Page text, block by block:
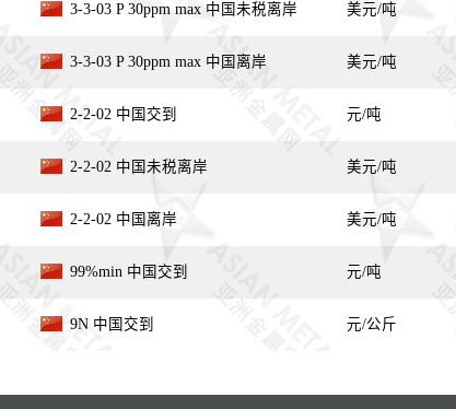
3-3-03 P 30ppm max 中国未税离岸 美元/吨
3-3-03 P 30ppm max 中国离岸 美元/吨
2-2-02 中国交到 元/吨
2-2-02 中国未税离岸 美元/吨
2-2-02 中国离岸 美元/吨
99%min 中国交到 元/吨
9N 中国交到 元/公斤